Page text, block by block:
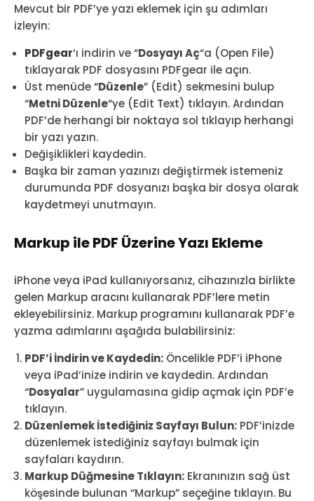
Mevcut bir PDF’ye yazı eklemek için şu adımları
izleyin:
PDFgear‘ı indirin ve “Dosyayı Aç“a (Open File)
tıklayarak PDF dosyasını PDFgear ile açın.
Üst menüde “Düzenle” (Edit) sekmesini bulup
“Metni Düzenle“ye (Edit Text) tıklayın. Ardından
PDF’de herhangi bir noktaya sol tıklayıp herhangi
bir yazı yazın.
Değişiklikleri kaydedin.
Başka bir zaman yazınızı değiştirmek istemeniz
durumunda PDF dosyanızı başka bir dosya olarak
kaydetmeyi unutmayın.
Markup ile PDF Üzerine Yazı Ekleme
iPhone veya iPad kullanıyorsanız, cihazınızla birlikte
gelen Markup aracını kullanarak PDF’lere metin
ekleyebilirsiniz. Markup programını kullanarak PDF’e
yazma adımlarını aşağıda bulabilirsiniz:
PDF’i İndirin ve Kaydedin: Öncelikle PDF’i iPhone
veya iPad’inize indirin ve kaydedin. Ardından
“Dosyalar” uygulamasına gidip açmak için PDF’e
tıklayın.
Düzenlemek İstediğiniz Sayfayı Bulun: PDF’inizde
düzenlemek istediğiniz sayfayı bulmak için
sayfaları kaydırın.
Markup Düğmesine Tıklayın: Ekranınızın sağ üst
köşesinde bulunan “Markup” seçeğine tıklayın. Bu